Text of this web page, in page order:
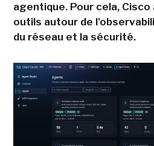
agentique. Pour cela,
outils autour de
du réseau et la sécurité.